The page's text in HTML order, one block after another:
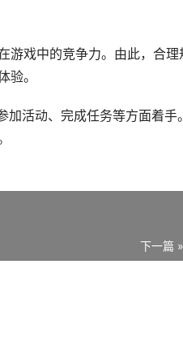
游戏中的竞争力。由此，合理
验。
活动、完成任务等方面着手。
下一篇 »